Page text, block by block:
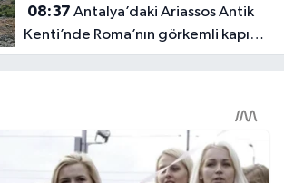
08:37
Kenti’nde Roma’nın görkemli kapısı:
Alexander Severus